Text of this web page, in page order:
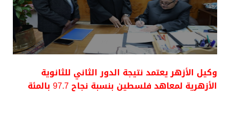
وكيل الأزهر يعتمد نتيجة الدور الثاني للثانوية
الأزهرية لمعاهد فلسطين بنسبة نجاح 97.7 بالمئة